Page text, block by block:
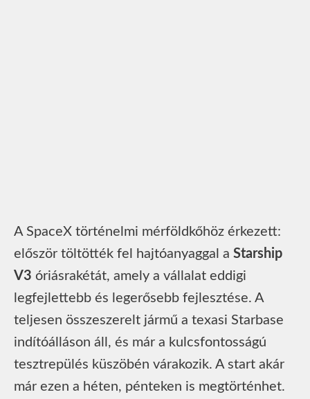
A SpaceX történelmi mérföldkőhöz érkezett:
először töltötték fel hajtóanyaggal a Starship
V3 óriásrakétát, amely a vállalat eddigi
legfejlettebb és legerősebb fejlesztése. A
teljesen összeszerelt jármű a texasi Starbase
indítóálláson áll, és már a kulcsfontosságú
tesztrepülés küszöbén várakozik. A start akár
már ezen a héten, pénteken is megtörténhet.